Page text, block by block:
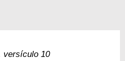
versículo 10